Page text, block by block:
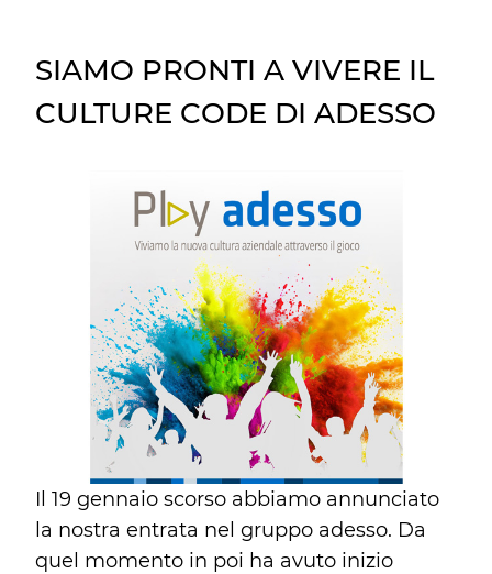
SIAMO PRONTI A VIVERE IL
CULTURE CODE DI ADESSO
Il 19 gennaio scorso abbiamo annunciato
la nostra entrata nel gruppo adesso. Da
quel momento in poi ha avuto inizio